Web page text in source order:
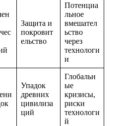
Защита и
покровит
ельство
Потенциа
льное
вмешател
ьство
через
технологи
и
Упадок
древних
цивилиза
ций
Глобальн
ые
кризисы,
риски
технологи
й